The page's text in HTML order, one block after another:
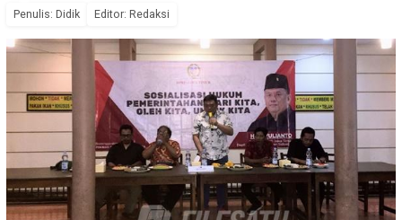
Penulis: Didik Editor: Redaksi